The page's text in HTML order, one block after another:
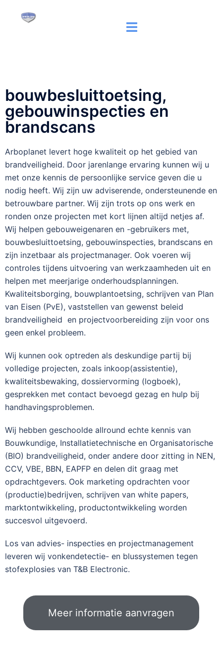
bouwbesluittoetsing,
gebouwinspecties en
brandscans
Arboplanet levert hoge kwaliteit op het gebied van
brandveiligheid. Door jarenlange ervaring kunnen wij u
met onze kennis de persoonlijke service geven die u
nodig heeft. Wij zijn uw adviserende, ondersteunende en
betrouwbare partner. Wij zijn trots op ons werk en
ronden onze projecten met kort lijnen altijd netjes af.
Wij helpen gebouweigenaren en -gebruikers met,
bouwbesluittoetsing, gebouwinspecties, brandscans en
zijn inzetbaar als projectmanager. Ook voeren wij
controles tijdens uitvoering van werkzaamheden uit en
helpen met meerjarige onderhoudsplanningen.
Kwaliteitsborging, bouwplantoetsing, schrijven van Plan
van Eisen (PvE), vaststellen van gewenst beleid
brandveiligheid en projectvoorbereiding zijn voor ons
geen enkel probleem.
Wij kunnen ook optreden als deskundige partij bij
volledige projecten, zoals inkoop(assistentie),
kwaliteitsbewaking, dossiervorming (logboek),
gesprekken met contact bevoegd gezag en hulp bij
handhavingsproblemen.
Wij hebben geschoolde allround echte kennis van
Bouwkundige, Installatietechnische en Organisatorische
(BIO) brandveiligheid, onder andere door zitting in NEN,
CCV, VBE, BBN, EAPFP en delen dit graag met
opdrachtgevers. Ook marketing opdrachten voor
(productie)bedrijven, schrijven van white papers,
marktontwikkeling, productontwikkeling worden
succesvol uitgevoerd.
Los van advies- inspecties en projectmanagement
leveren wij vonkendetectie- en blussystemen tegen
stofexplosies van T&B Electronic.
Meer informatie aanvragen